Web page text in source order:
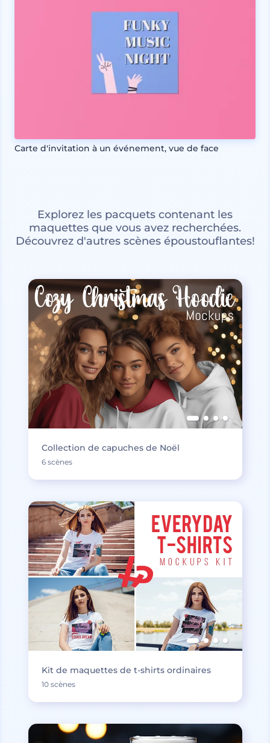
Carte d'invitation à un événement, vue de face
Explorez les pacquets contenant les
maquettes que vous avez recherchées.
Découvrez d'autres scènes époustouflantes!
Collection de capuches de Noël
6 scènes
Kit de maquettes de t-shirts ordinaires
10 scènes